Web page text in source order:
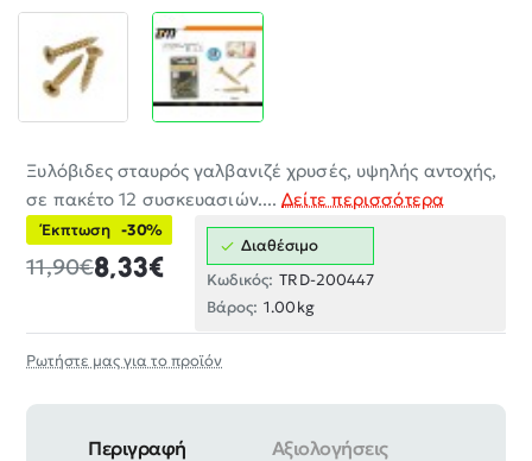
Ξυλόβιδες σταυρός γαλβανιζέ χρυσές, υψηλής αντοχής,
σε πακέτο 12 συσκευασιών....Δείτε περισσότερα
Έκπτωση -30%
8,33€
11,90€
Διαθέσιμο
Κωδικός: TRD-200447
Βάρος: 1.00kg
Ρωτήστε μας για το προϊόν
Περιγραφή Αξιολογήσεις